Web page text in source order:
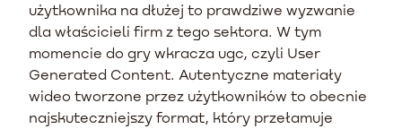
użytkownika na dłużej to prawdziwe wyzwanie
dla właścicieli firm z tego sektora. W tym
momencie do gry wkracza ugc, czyli User
Generated Content. Autentyczne materiały
wideo tworzone przez użytkowników to obecnie
najskuteczniejszy format, który przełamuje